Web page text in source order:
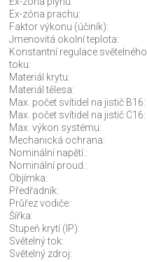
Ex-zóna prachu:
Faktor výkonu (účiník):
Jmenovitá okolní teplota:
Konstantní regulace světelného
toku:
Materiál krytu:
Materiál tělesa:
Max. počet svítidel na jistič B16:
Max. počet svítidel na jistič C16:
Max. výkon systému:
Mechanická ochrana:
Nominální napětí.:
Nominální proud.:
Objímka:
Předřadník:
Průřez vodiče:
Šířka:
Stupeň krytí (IP):
Světelný tok:
Světelný zdroj: